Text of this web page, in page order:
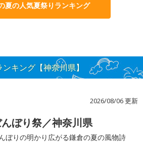
夏の人気夏祭りランキング
キング【神奈川県】
2026/08/06 更新
ぼり祭／神奈川県
ぼりの明かり広がる鎌倉の夏の風物詩